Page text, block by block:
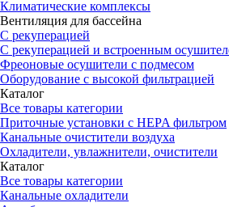
Климатические комплексы
Вентиляция для бассейна
С рекуперацией
С рекуперацией и встроенным
Фреоновые осушители с подмесом
Оборудование с высокой фильтрацией
Каталог
Все товары категории
Приточные установки c HEPA фильтром
Канальные очистители воздуха
Охладители, увлажнители, очистители
Каталог
Все товары категории
Канальные охладители